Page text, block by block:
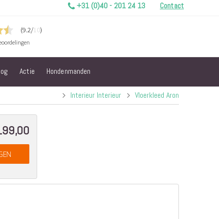
+31 (0)40 - 201 24 13 Contact
Actie Hondenmanden
Interieur Interieur Vloerkleed Aron